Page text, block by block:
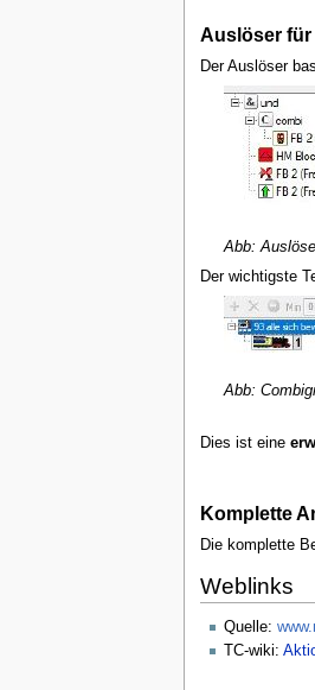
Auslöser für
Der Auslöser
Abb:
Der wichtigste
Abb:
Dies ist eine
Komplette
Die komplette
Weblinks
Quelle:
TC-wiki: